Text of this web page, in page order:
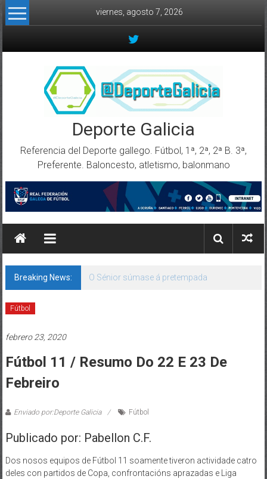
Skip to content
viernes, agosto 7, 2026
Deporte Galicia
Referencia del Deporte gallego. Fútbol, 1ª, 2ª, 2ª B. 3ª,
Preferente. Baloncesto, atletismo, balonmano
Breaking News: O Sénior súmase á pretempada
Fútbol
febrero 23, 2020
Fútbol 11 / Resumo Do 22 E 23 De
Febreiro
Enviado por:Deporte Galicia Fútbol
Publicado por: Pabellon C.F.
Dos nosos equipos de Fútbol 11 soamente tiveron actividade catro
deles con partidos de Copa, confrontacións aprazadas e Liga